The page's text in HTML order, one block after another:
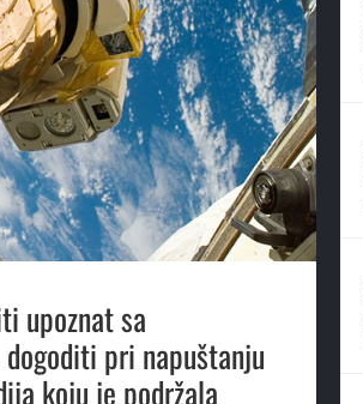
upoznat sa
pri napuštanju
koju je podržala